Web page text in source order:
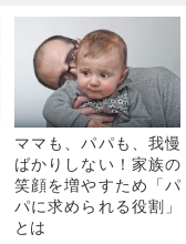
ママも、パパも、我慢
ばかりしない！家族の
笑顔を増やすため「パ
パに求められる役割」
とは